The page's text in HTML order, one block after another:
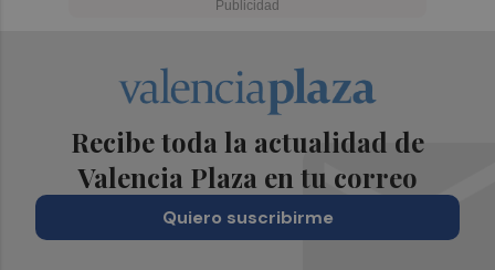
Recibe toda la actualidad de
Valencia Plaza en tu correo
Quiero suscribirme